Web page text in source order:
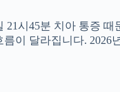
시45분 치아 통증
달라집니다.